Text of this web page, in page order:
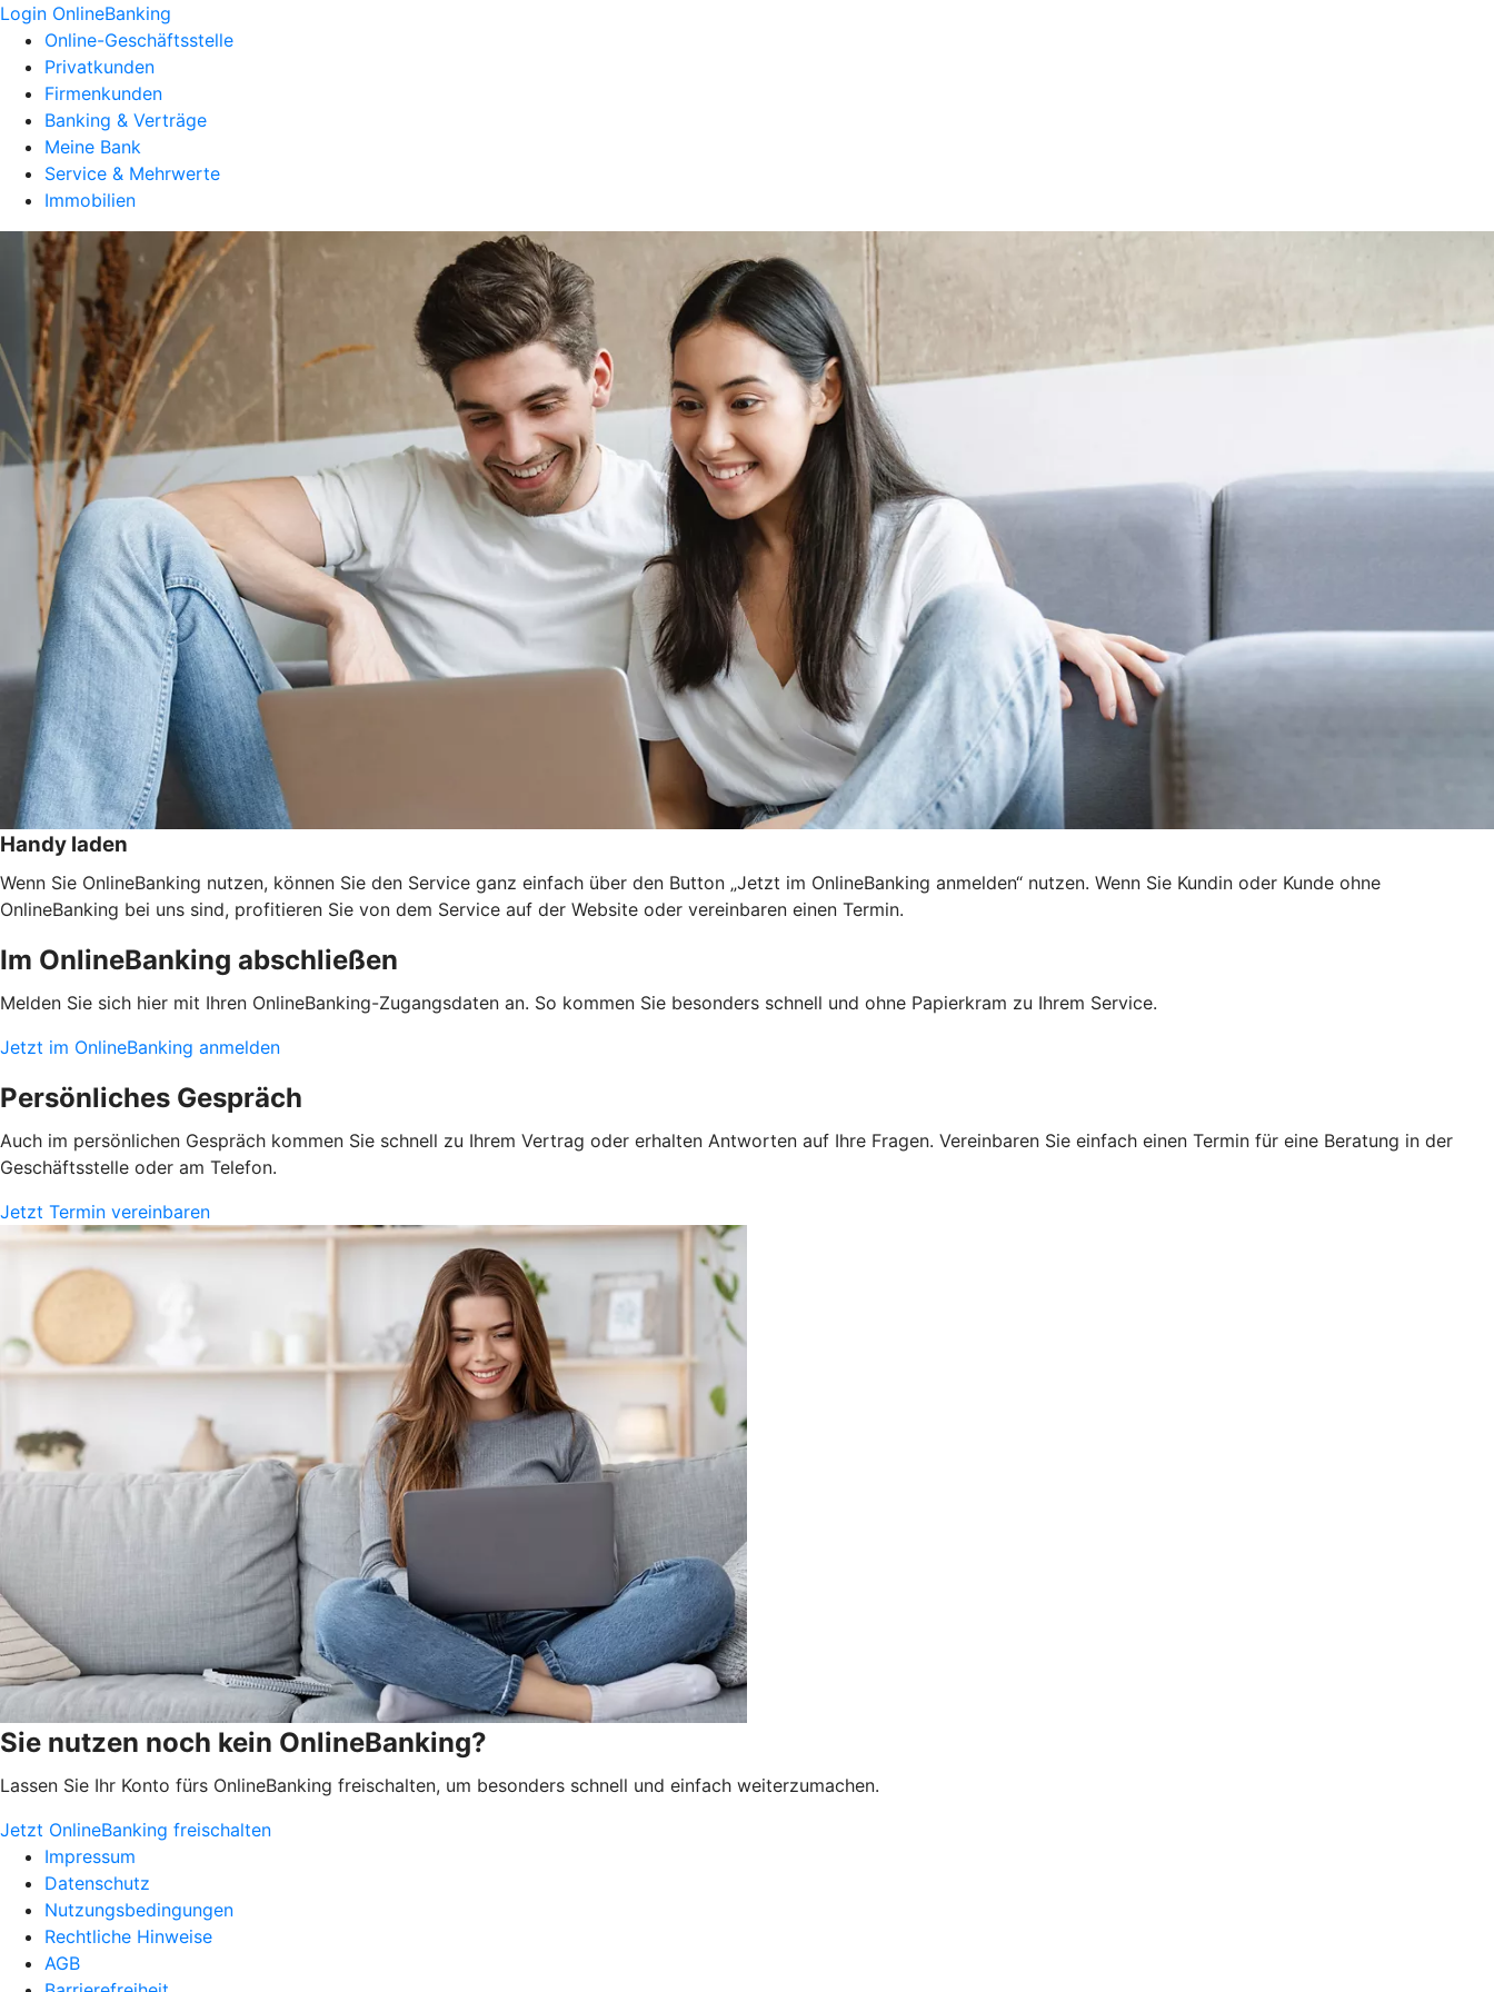
Login OnlineBanking
Online-Geschäftsstelle
Privatkunden
Firmenkunden
Banking & Verträge
Meine Bank
Service & Mehrwerte
Immobilien
Handy laden
Wenn Sie OnlineBanking nutzen, können Sie den Service ganz einfach über den Button „Jetzt im OnlineBanking anmelden“ nutzen. Wenn Sie Kundin oder Kunde ohne
OnlineBanking bei uns sind, profitieren Sie von dem Service auf der Website oder vereinbaren einen Termin.
Im OnlineBanking abschließen
Melden Sie sich hier mit Ihren OnlineBanking-Zugangsdaten an. So kommen Sie besonders schnell und ohne Papierkram zu Ihrem Service.
Jetzt im OnlineBanking anmelden
Persönliches Gespräch
Auch im persönlichen Gespräch kommen Sie schnell zu Ihrem Vertrag oder erhalten Antworten auf Ihre Fragen. Vereinbaren Sie einfach einen Termin für eine Beratung in der
Geschäftsstelle oder am Telefon.
Jetzt Termin vereinbaren
Sie nutzen noch kein OnlineBanking?
Lassen Sie Ihr Konto fürs OnlineBanking freischalten, um besonders schnell und einfach weiterzumachen.
Jetzt OnlineBanking freischalten
Impressum
Datenschutz
Nutzungsbedingungen
Rechtliche Hinweise
AGB